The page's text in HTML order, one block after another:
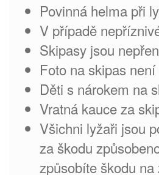
Povinná helma při
V případě
Skipasy jsou
Foto na skipas
Děti s nárokem na
Vratná kauce za
Všichni lyžaři jsou
za škodu
způsobíte škodu